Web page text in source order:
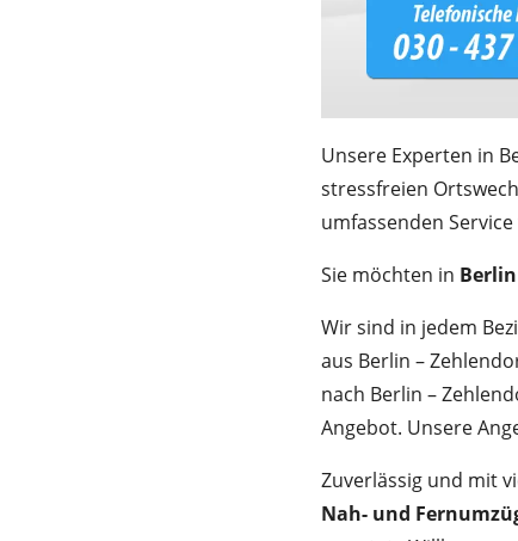
Unsere Experten in
stressfreien
umfassenden
Sie möchten in
Wir sind in jedem
aus Berlin –
nach Berlin –
Angebot. Unsere
Zuverlässig und mit
Nah- und